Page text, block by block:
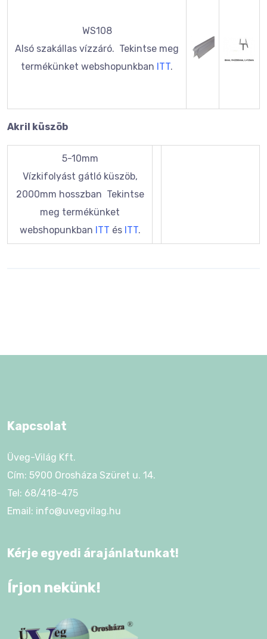
WS108
Alsó szakállas vízzáró. Tekintse meg
termékünket webshopunkban ITT.
Akril küszöb
5-10mm
Vízkifolyást gátló küszöb,
2000mm hosszban Tekintse
meg termékünket
webshopunkban ITT és ITT.
Kapcsolat
Üveg-Világ Kft.
Cím: 5900 Orosháza Szüret u. 14.
Tel: 68/418-475
Email: info@uvegvilag.hu
Kérje egyedi árajánlatunkat!
Írjon nekünk!